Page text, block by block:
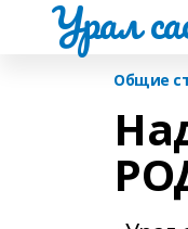
Урал
Общие